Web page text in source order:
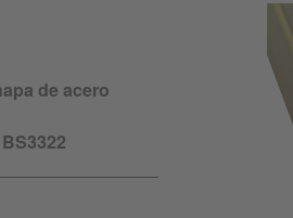
de acero